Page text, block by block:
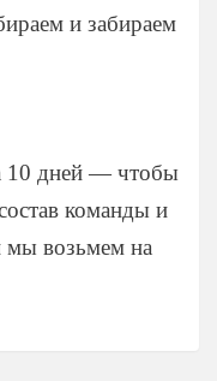
и забираем
10 дней — чтобы
команды и
мы возьмем на